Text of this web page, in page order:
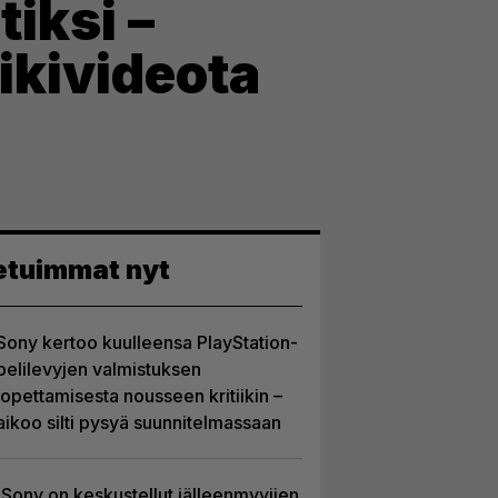
–
nyt
kertoo kuulleensa PlayStation-
valmistuksen
nousseen kritiikin –
silti pysyä suunnitelmassaan